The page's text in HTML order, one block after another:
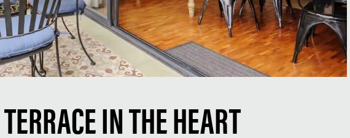
IN THE HEART